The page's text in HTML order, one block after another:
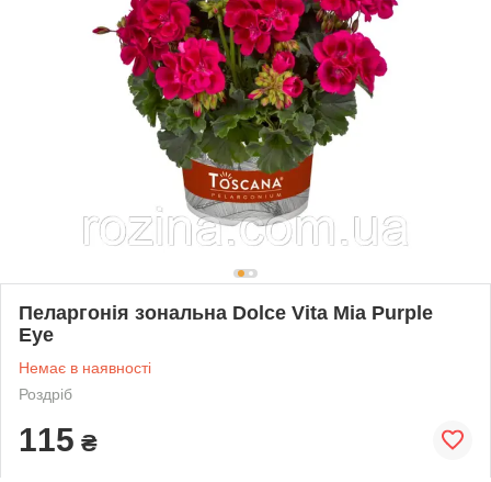
Пеларгонія зональна Dolce Vita Mia Purple
Eye
Немає в наявності
Роздріб
115 ₴